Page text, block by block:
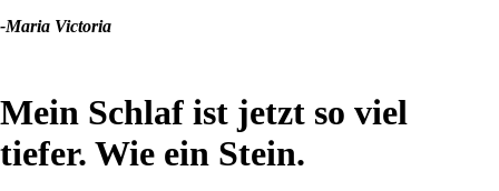
-Maria Victoria
Mein Schlaf ist jetzt so viel
tiefer. Wie ein Stein.